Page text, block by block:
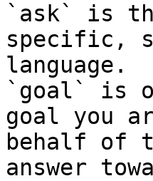
`ask` is
specific,
language.
`goal` is
goal you
behalf of
answer